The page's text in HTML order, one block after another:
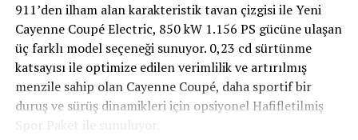
911’den ilham alan karakteristik tavan çizgisi ile Yeni
Cayenne Coupé Electric, 850 kW 1.156 PS gücüne ulaşan
üç farklı model seçeneği sunuyor. 0,23 cd sürtünme
katsayısı ile optimize edilen verimlilik ve artırılmış
menzile sahip olan Cayenne Coupé, daha sportif bir
duruş ve sürüş dinamikleri için opsiyonel Hafifletilmiş
Spor Paket ile sunuluyor.